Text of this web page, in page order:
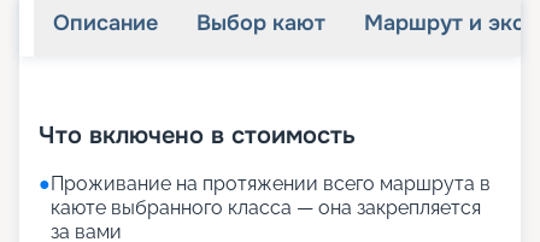
Описание Выбор кают Маршрут и
Что включено в стоимость
●Проживание на протяжении всего маршрута в
каюте выбранного класса — она закрепляется
за вами